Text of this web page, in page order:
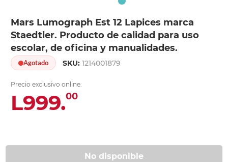
Mars Lumograph Est 12 Lapices marca
Staedtler. Producto de calidad para uso
escolar, de oficina y manualidades.
Agotado SKU:1214001879
Precio exclusivo online:
L999.00
No disponible